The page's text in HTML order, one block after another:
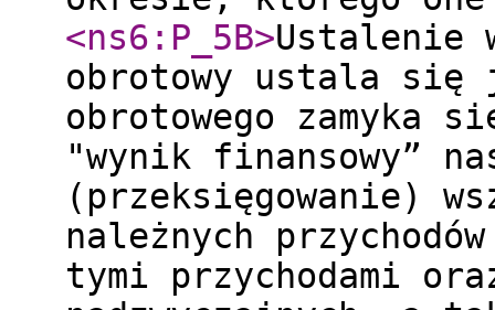
<ns6:P_5B>Ustalenie
obrotowy ustala się
obrotowego zamyka
"wynik finansowy”
(przeksięgowanie)
należnych
tymi przychodami